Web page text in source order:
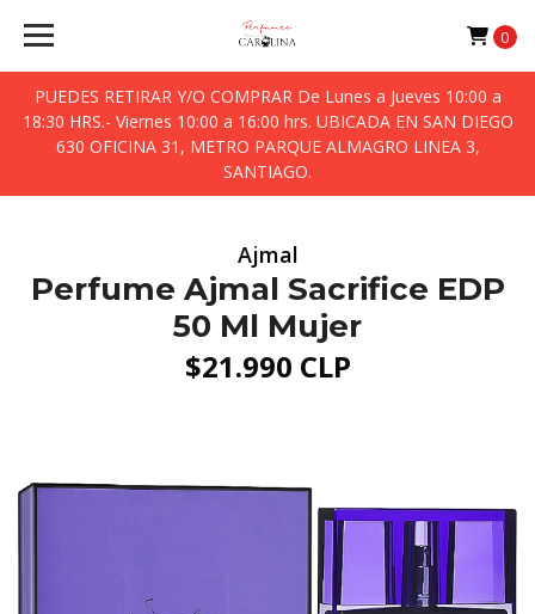
PUEDES RETIRAR Y/O COMPRAR De Lunes a Jueves 10:00 a
18:30 HRS.- Viernes 10:00 a 16:00 hrs. UBICADA EN SAN DIEGO
630 OFICINA 31, METRO PARQUE ALMAGRO LINEA 3,
SANTIAGO.
0
Ajmal
Perfume Ajmal Sacrifice EDP
50 Ml Mujer
$21.990 CLP